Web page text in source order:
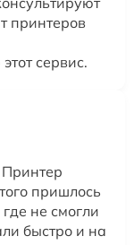
принтеров
сервис.
пришлось
не смогли
быстро и на